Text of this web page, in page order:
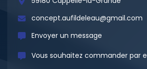
concept.aufildeleau@gmail.com
Envoyer un message
Vous souhaitez commander par